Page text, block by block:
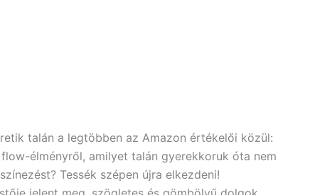
talán a legtöbben az Amazon értékelői közül:
élményről, amilyet talán gyerekkoruk óta nem
Tessék szépen újra elkezdeni!